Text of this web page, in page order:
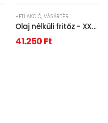
HETI AKCIÓ, VÁSÁRTÉR
Olaj nélküli fritőz - XXL
- alul-felül fűtőszálas
- 230V - 7,5L
41.250Ft